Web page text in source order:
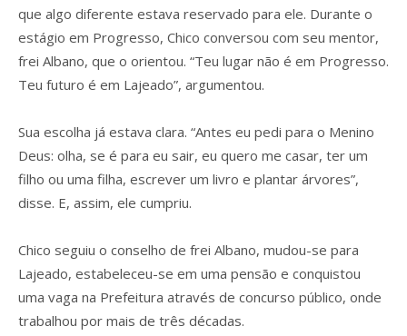
que algo diferente estava reservado para ele. Durante o
estágio em Progresso, Chico conversou com seu mentor,
frei Albano, que o orientou. “Teu lugar não é em Progresso.
Teu futuro é em Lajeado”, argumentou.
Sua escolha já estava clara. “Antes eu pedi para o Menino
Deus: olha, se é para eu sair, eu quero me casar, ter um
filho ou uma filha, escrever um livro e plantar árvores”,
disse. E, assim, ele cumpriu.
Chico seguiu o conselho de frei Albano, mudou-se para
Lajeado, estabeleceu-se em uma pensão e conquistou
uma vaga na Prefeitura através de concurso público, onde
trabalhou por mais de três décadas.